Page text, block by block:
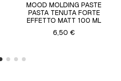
MOOD MOLDING PASTE
PASTA TENUTA FORTE
EFFETTO MATT 100 ML
6,50 €